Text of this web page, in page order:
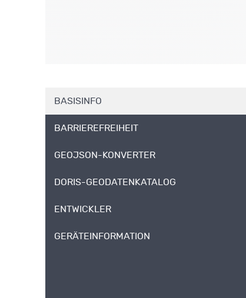
BASISINFO
BARRIEREFREIHEIT
GEOJSON-KONVERTER
DORIS-GEODATENKATALOG
ENTWICKLER
GERÄTEINFORMATION